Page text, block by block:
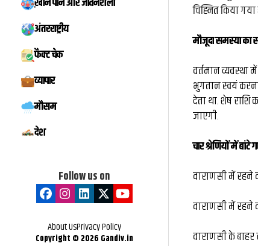
अंतरराष्ट्रीय
फैक्ट चेक
व्यापार
मौसम
देश
Follow us on
About UsPrivacy Policy
Copyright © 2026 Gandiv.in
चिह्नित किया
मौजूदा समस्या का
वर्तमान व्यवस्था
भुगतान स्वयं करना
देता था. शेष राशि
जाएगी.
चार श्रेणियों में बांटे
वाराणसी में रहने
वाराणसी में रहने
वाराणसी के
मिस्टर बीस्ट से
बातचीत, फिर
नौकरी: कैसे हैरी
के बड़े फूड